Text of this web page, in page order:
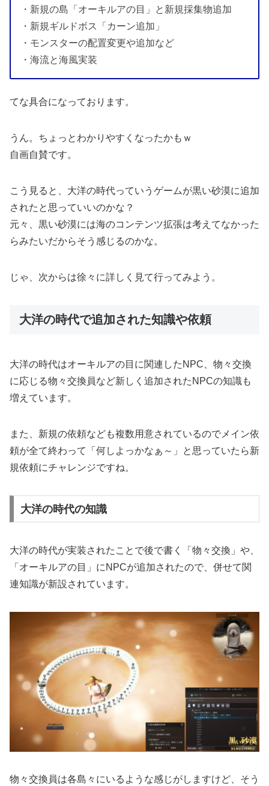
・新規の島「オーキルアの目」と新規採集物追加
・新規ギルドボス「カーン追加」
・モンスターの配置変更や追加など
・海流と海風実装
てな具合になっております。
うん。ちょっとわかりやすくなったかもｗ
自画自賛です。
こう見ると、大洋の時代っていうゲームが黒い砂漠に追加
されたと思っていいのかな？
元々、黒い砂漠には海のコンテンツ拡張は考えてなかった
らみたいだからそう感じるのかな。
じゃ、次からは徐々に詳しく見て行ってみよう。
大洋の時代で追加された知識や依頼
大洋の時代はオーキルアの目に関連したNPC、物々交換
に応じる物々交換員など新しく追加されたNPCの知識も
増えています。
また、新規の依頼なども複数用意されているのでメイン依
頼が全て終わって「何しよっかなぁ～」と思っていたら新
規依頼にチャレンジですね。
大洋の時代の知識
大洋の時代が実装されたことで後で書く「物々交換」や、
「オーキルアの目」にNPCが追加されたので、併せて関
連知識が新設されています。
物々交換員は各島々にいるような感じがしますけど、そう